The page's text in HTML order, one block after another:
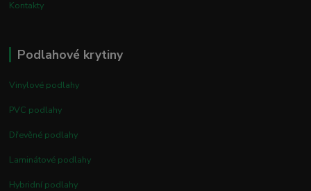
Kontakty
Podlahové krytiny
Vinylové podlahy
PVC podlahy
Dřevěné podlahy
Laminátové podlahy
Hybridní podlahy